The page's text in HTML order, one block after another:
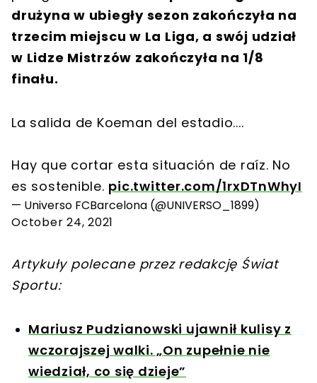
drużyna w ubiegły sezon zakończyła na
trzecim miejscu w La Liga, a swój udział
w Lidze Mistrzów zakończyła na 1/8
finału.
La salida de Koeman del estadio....
Hay que cortar esta situación de raíz. No
es sostenible. pic.twitter.com/1rxDTnWhyI
— Universo FCBarcelona (@UNIVERSO_1899)
October 24, 2021
Artykuły polecane przez redakcję Świat
Sportu:
Mariusz Pudzianowski ujawnił kulisy z
wczorajszej walki. „On zupełnie nie
wiedział, co się dzieje”